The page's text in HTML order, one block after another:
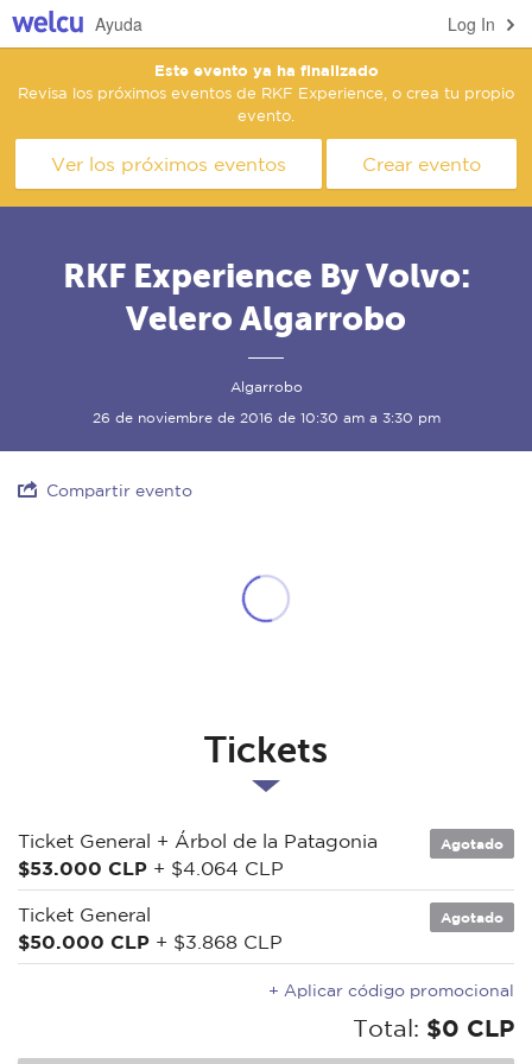
Log In
Ayuda
Este evento ya ha finalizado
Revisa los próximos eventos de RKF Experience, o crea tu propio
evento.
Ver los próximos eventos Crear evento
RKF Experience By Volvo:
Velero Algarrobo
Algarrobo
26 de noviembre de 2016 de 10:30 am a 3:30 pm
Compartir evento
Tickets
Ticket General + Árbol de la Patagonia
$53.000 CLP + $4.064 CLP
Agotado
Ticket General
$50.000 CLP + $3.868 CLP
Agotado
+ Aplicar código promocional
Total: $0 CLP